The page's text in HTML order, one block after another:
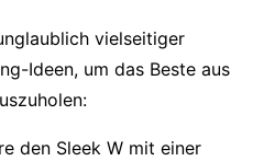
vielseitiger
Ideen, um das Beste aus
den Sleek W mit einer